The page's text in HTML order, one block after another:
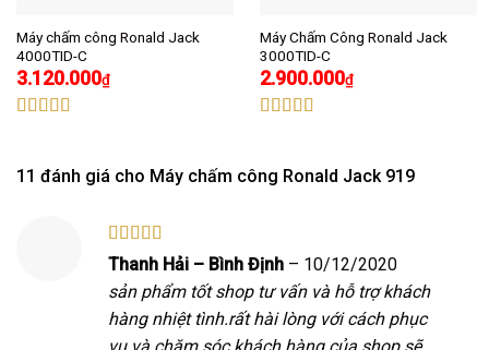
Máy chấm công Ronald Jack
4000TID-C
3.120.000₫
sao
Máy Chấm Công Ronald Jack
3000TID-C
2.900.000₫
11 đánh giá cho Máy chấm công Ronald Jack 919
Được xếp
hạng55 sao
Thanh Hải – Bình Định – 10/12/2020
sản phẩm tốt shop tư vấn và hỗ trợ khách
hàng nhiệt tình.rất hài lòng với cách phục